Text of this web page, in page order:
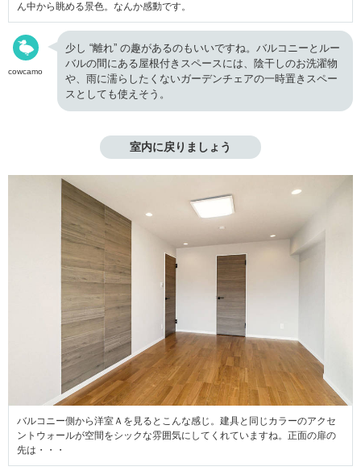
ん中から眺める景色。なんか感動です。
cowcamo
少し “離れ” の趣があるのもいいですね。バルコニーとルー
バルの間にある屋根付きスペースには、陰干しのお洗濯物
や、雨に濡らしたくないガーデンチェアの一時置きスペー
スとしても使えそう。
室内に戻りましょう
バルコニー側から洋室Ａを見るとこんな感じ。建具と同じカラーのアクセ
ントウォールが空間をシックな雰囲気にしてくれていますね。正面の扉の
先は・・・